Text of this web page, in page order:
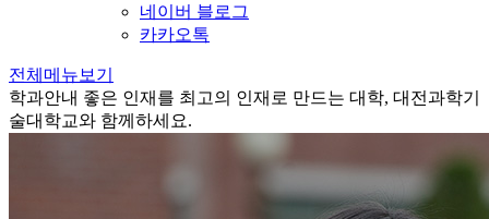
네이버 블로그
카카오톡
전체메뉴보기
학과안내 좋은 인재를 최고의 인재로 만드는 대학, 대전과학기
술대학교와 함께하세요.